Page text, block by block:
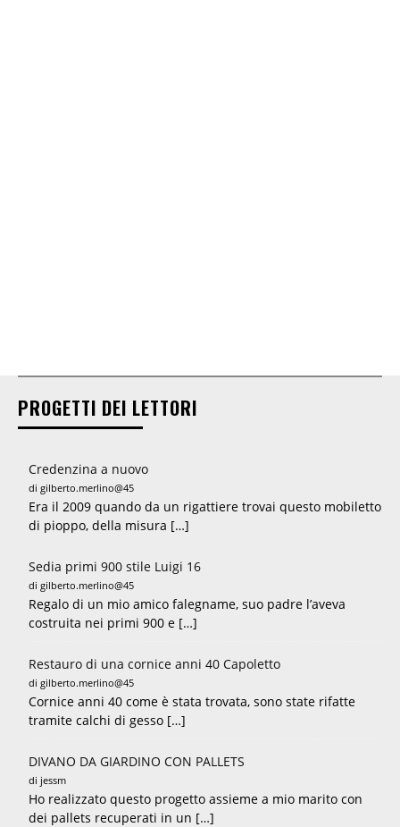
PROGETTI DEI LETTORI
Credenzina a nuovo
di gilberto.merlino@45
Era il 2009 quando da un rigattiere trovai questo mobiletto
di pioppo, della misura […]
Sedia primi 900 stile Luigi 16
di gilberto.merlino@45
Regalo di un mio amico falegname, suo padre l’aveva
costruita nei primi 900 e […]
Restauro di una cornice anni 40 Capoletto
di gilberto.merlino@45
Cornice anni 40 come è stata trovata, sono state rifatte
tramite calchi di gesso […]
DIVANO DA GIARDINO CON PALLETS
di jessm
Ho realizzato questo progetto assieme a mio marito con
dei pallets recuperati in un […]